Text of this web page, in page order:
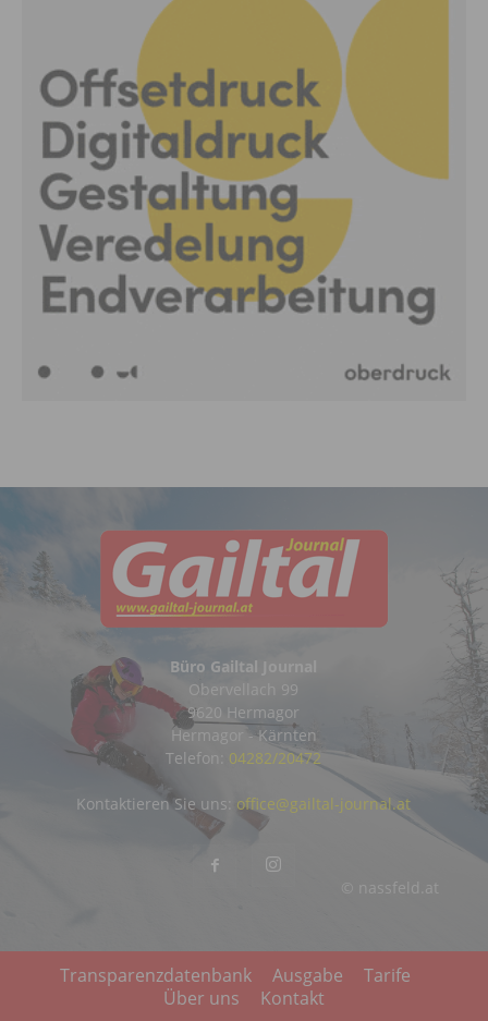
Büro Gailtal Journal
Obervellach 99
9620 Hermagor
Hermagor - Kärnten
Telefon: 04282/20472
© nassfeld.at
Kontaktieren Sie uns: office@gailtal-journal.at
Transparenzdatenbank Ausgabe
Tarife
Über uns
Kontakt